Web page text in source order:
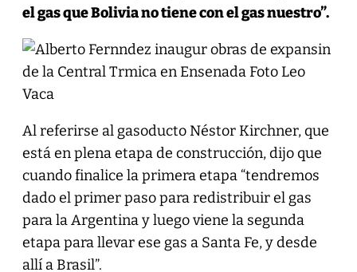
el gas que Bolivia no tiene con el gas nuestro”.
Al referirse al gasoducto Néstor Kirchner, que
está en plena etapa de construcción, dijo que
cuando finalice la primera etapa “tendremos
dado el primer paso para redistribuir el gas
para la Argentina y luego viene la segunda
etapa para llevar ese gas a Santa Fe, y desde
allí a Brasil”.